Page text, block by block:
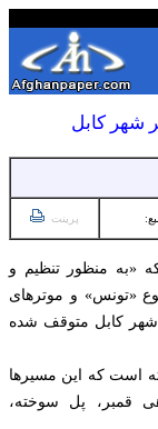
پرینت
«به منظور تنظیم و
«تونس» و موترهای
در شهر کابل متوقف شده
گفته است که این مسیرها
قمبر، پل سوخته،